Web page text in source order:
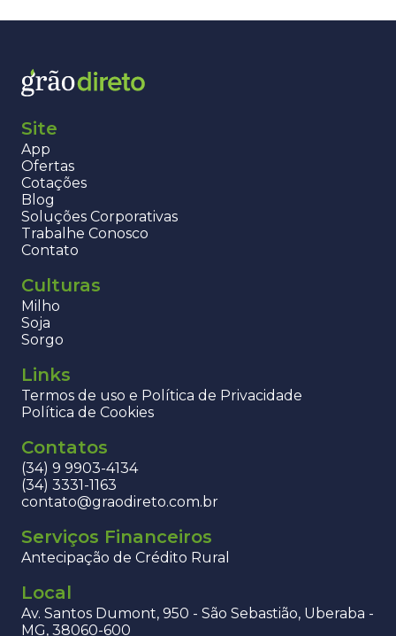
Site
App
Ofertas
Cotações
Blog
Soluções Corporativas
Trabalhe Conosco
Contato
Culturas
Milho
Soja
Sorgo
Links
Termos de uso e Política de Privacidade
Política de Cookies
Contatos
(34) 9 9903-4134
(34) 3331-1163
contato@graodireto.com.br
Serviços Financeiros
Antecipação de Crédito Rural
Local
Av. Santos Dumont, 950 - São Sebastião, Uberaba -
MG, 38060-600